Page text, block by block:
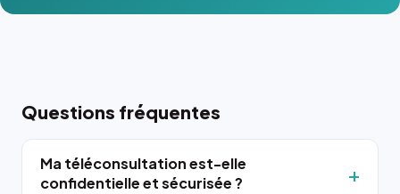
Questions fréquentes
Ma téléconsultation est-elle
confidentielle et sécurisée ?